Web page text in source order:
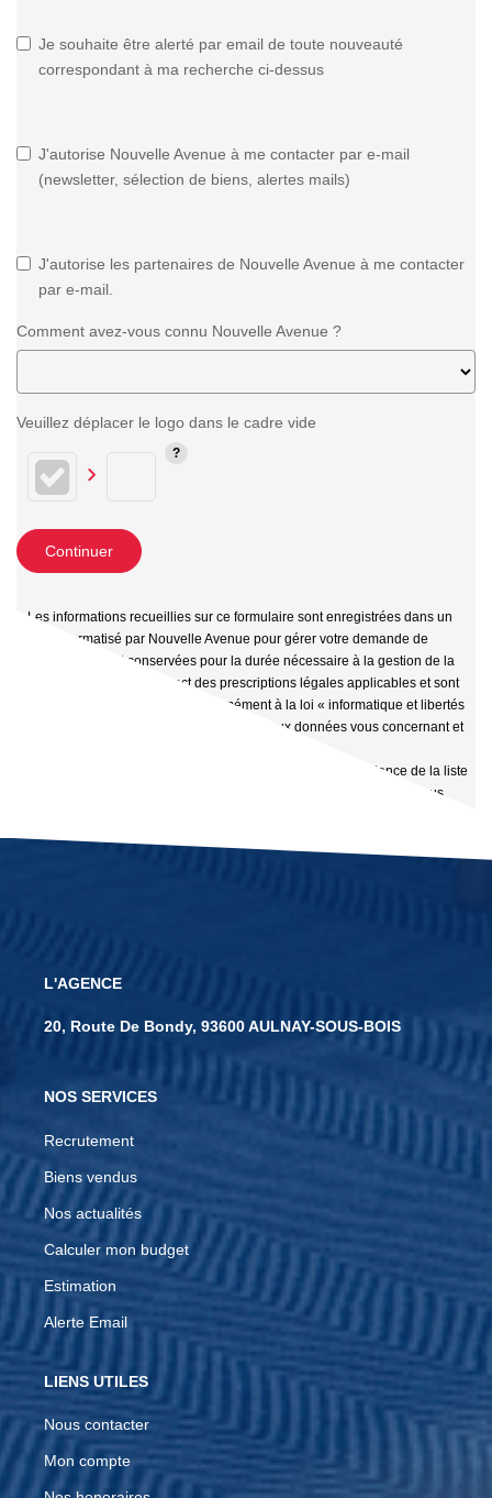
Je souhaite être alerté par email de toute nouveauté
correspondant à ma recherche ci-dessus
J'autorise Nouvelle Avenue à me contacter par e-mail
(newsletter, sélection de biens, alertes mails)
J'autorise les partenaires de Nouvelle Avenue à me contacter
par e-mail.
Comment avez-vous connu Nouvelle Avenue ?
Veuillez déplacer le logo dans le cadre vide
Continuer
« Les informations recueillies sur ce formulaire sont enregistrées dans un
fichier informatisé par Nouvelle Avenue pour gérer votre demande de
contact. Elles sont conservées pour la durée nécessaire à la gestion de la
relation client dans le respect des prescriptions légales applicables et sont
destinées à nos conseillers Conformément à la loi « informatique et libertés
», vous pouvez exercer votre droit d'accès aux données vous concernant et
aiolia.immobilier@gmail.com. Nous vous informons de l'existence de la liste
d'opposition au démarchage téléphonique « Bloctel », sur laquelle vous
L'AGENCE
20, Route De Bondy, 93600 AULNAY-SOUS-BOIS
NOS SERVICES
Recrutement
Biens vendus
Nos actualités
Calculer mon budget
Estimation
Alerte Email
LIENS UTILES
Nous contacter
Mon compte